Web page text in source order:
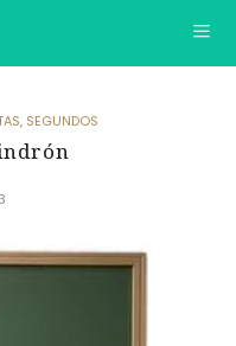
AVENTURA GASTRON
, SEGUNDOS